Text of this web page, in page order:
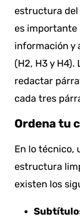
estructura
es importante
información y
(H2, H3 y H4).
redactar
cada tres
Ordena tu
En lo técnico,
estructura
existen los